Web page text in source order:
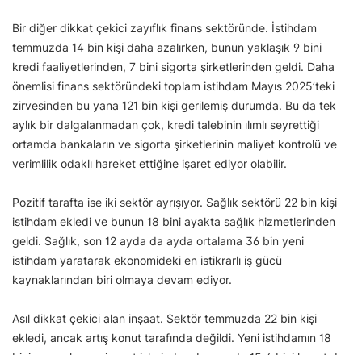
Bir diğer dikkat çekici zayıflık finans sektöründe. İstihdam
temmuzda 14 bin kişi daha azalırken, bunun yaklaşık 9 bini
kredi faaliyetlerinden, 7 bini sigorta şirketlerinden geldi. Daha
önemlisi finans sektöründeki toplam istihdam Mayıs 2025’teki
zirvesinden bu yana 121 bin kişi gerilemiş durumda. Bu da tek
aylık bir dalgalanmadan çok, kredi talebinin ılımlı seyrettiği
ortamda bankaların ve sigorta şirketlerinin maliyet kontrolü ve
verimlilik odaklı hareket ettiğine işaret ediyor olabilir.
Pozitif tarafta ise iki sektör ayrışıyor. Sağlık sektörü 22 bin kişi
istihdam ekledi ve bunun 18 bini ayakta sağlık hizmetlerinden
geldi. Sağlık, son 12 ayda da ayda ortalama 36 bin yeni
istihdam yaratarak ekonomideki en istikrarlı iş gücü
kaynaklarından biri olmaya devam ediyor.
Asıl dikkat çekici alan inşaat. Sektör temmuzda 22 bin kişi
ekledi, ancak artış konut tarafında değildi. Yeni istihdamın 18